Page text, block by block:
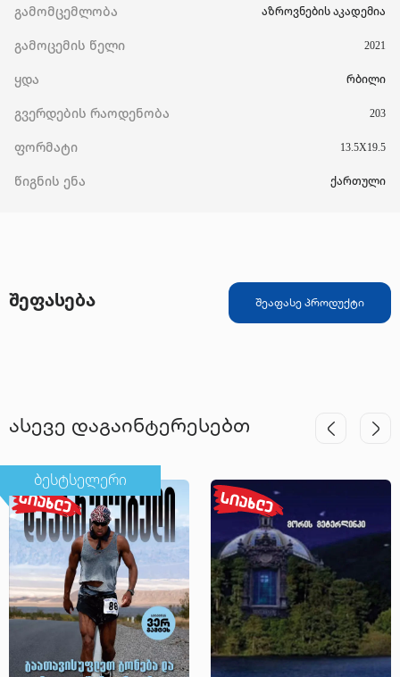
გამომცემლობა აზროვნების აკადემია
გამოცემის წელი 2021
ყდა რბილი
გვერდების რაოდენობა 203
ფორმატი 13.5X19.5
წიგნის ენა ქართული
შეფასება შეაფასე პროდუქტი
ასევე დაგაინტერესებთ
ბესტსელერი